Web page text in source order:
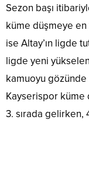
Sezon başı
küme düşmeye en
ise Altay’ın ligde
ligde yeni yükselen
kamuoyu
Kayserispor küme
3. sırada gelirken,